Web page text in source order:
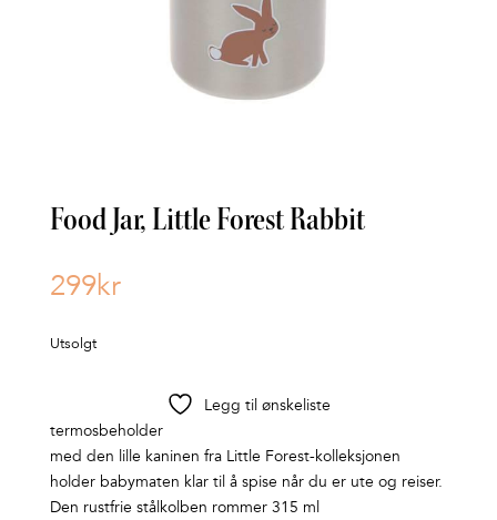
Food Jar, Little Forest Rabbit
299kr
Utsolgt
Legg til ønskeliste
termosbeholder
med den lille kaninen fra Little Forest-kolleksjonen
holder babymaten klar til å spise når du er ute og reiser.
Den rustfrie stålkolben rommer 315 ml